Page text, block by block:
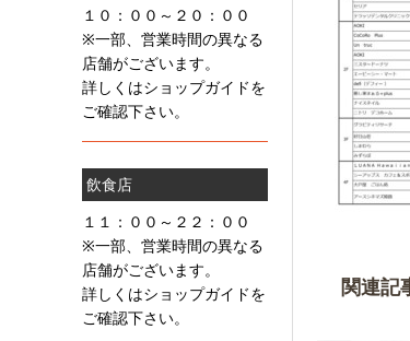
関連記
１０：００～２０：００
※一部、営業時間の異なる
店舗がございます。
詳しくはショップガイドを
ご確認下さい。
飲食店
１１：００～２２：００
※一部、営業時間の異なる
店舗がございます。
詳しくはショップガイドを
ご確認下さい。